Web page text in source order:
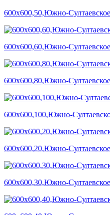
600х600,50,Южно-Султаевское
600х600,60,Южно-Султаевское
600х600,80,Южно-Султаевское
600х600,100,Южно-
600х600,20,Южно-Султаевское
600х600,30,Южно-Султаевское